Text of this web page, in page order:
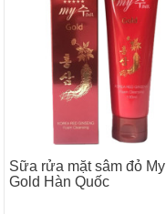
Sữa rửa mặt sâm đỏ My
Gold Hàn Quốc